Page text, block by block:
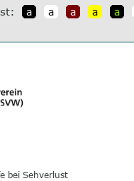
a a a a a
bei Sehverlust